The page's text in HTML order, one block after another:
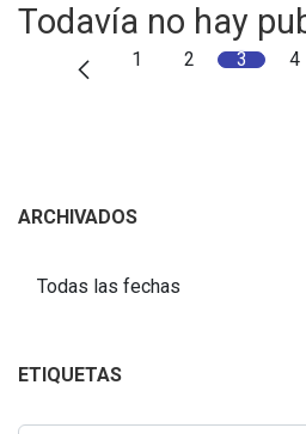
Todavía no hay
1 2 3 4
ARCHIVADOS
ETIQUETAS